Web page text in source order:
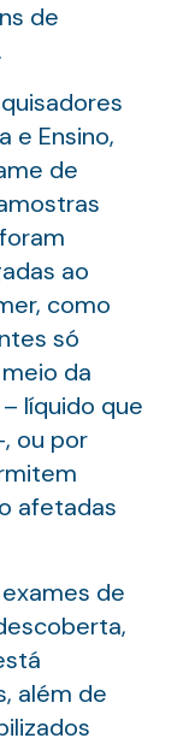
de
e Ensino,
de
ao
como
só
da
líquido que
ou por
afetadas
de
além de